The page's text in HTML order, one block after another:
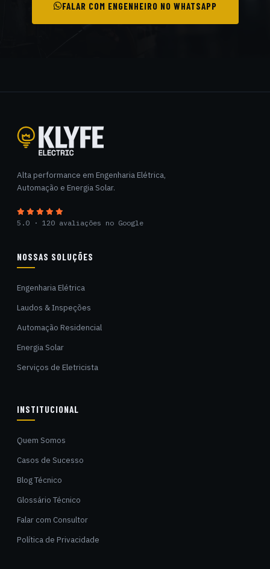
FALAR COM ENGENHEIRO NO WHATSAPP
Klyfe Electric
Alta performance em Engenharia Elétrica,
Automação e Energia Solar.
5.0 · 120 avaliações no Google
NOSSAS SOLUÇÕES
Engenharia Elétrica
Laudos & Inspeções
Automação Residencial
Energia Solar
Serviços de Eletricista
INSTITUCIONAL
Quem Somos
Casos de Sucesso
Blog Técnico
Glossário Técnico
Falar com Consultor
Política de Privacidade